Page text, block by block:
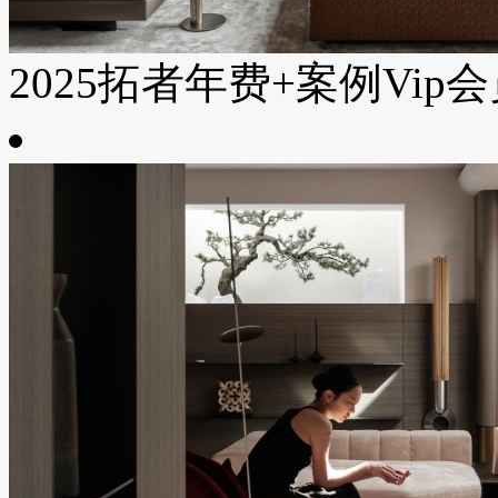
2025拓者年费+案例Vip